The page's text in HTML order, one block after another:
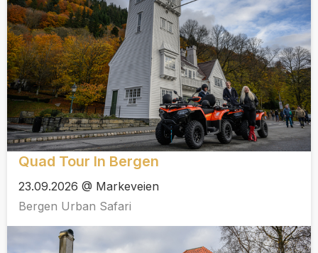
Quad Tour In Bergen
23.09.2026 @ Markeveien
Bergen Urban Safari